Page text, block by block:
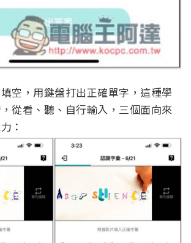
空，用鍵盤打出正確單字，這種學
從看、聽、自行輸入，三個面向來
：